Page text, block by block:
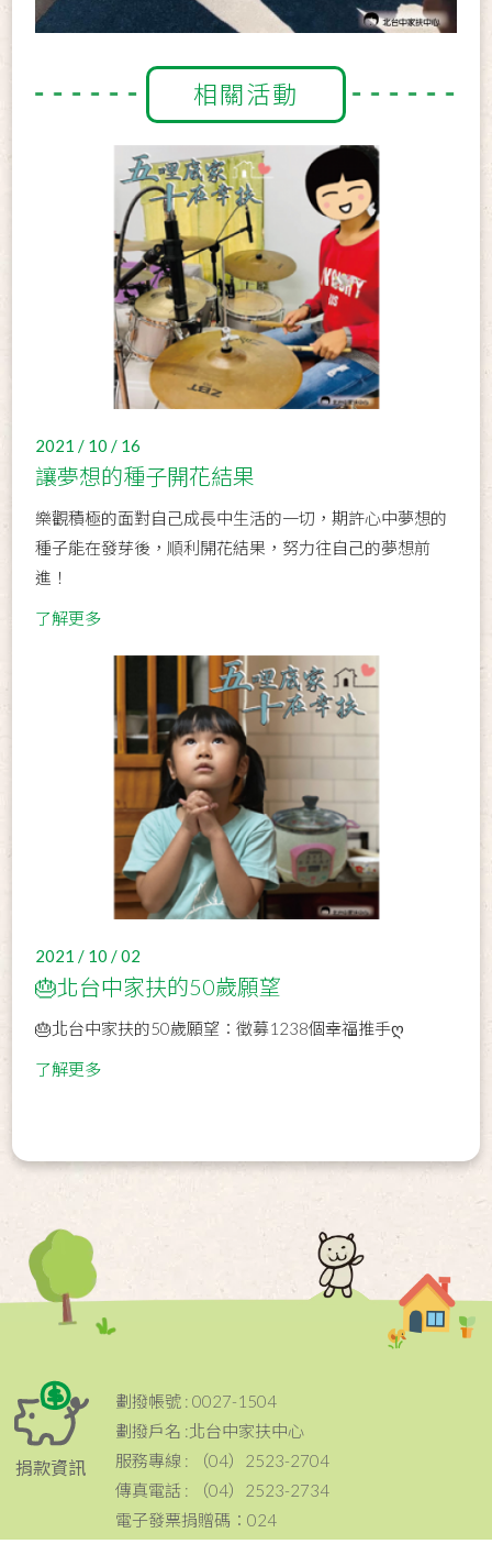
相關活動
2021 / 10 / 16
讓夢想的種子開花結果
樂觀積極的面對自己成長中生活的一切，期許心中夢想的
種子能在發芽後，順利開花結果，努力往自己的夢想前
進！
了解更多
2021 / 10 / 02
🎂北台中家扶的50歲願望
🎂北台中家扶的50歲願望：徵募1238個幸福推手ღ
了解更多
捐款資訊
劃撥帳號 : 0027-1504
劃撥戶名 :北台中家扶中心
服務專線 : （04）2523-2704
傳真電話 : （04）2523-2734
電子發票捐贈碼：024